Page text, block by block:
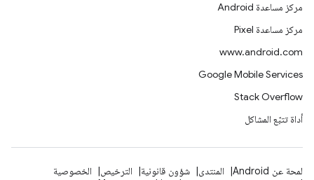
مركز مساعدة Android
مركز مساعدة Pixel
www.android.com
Google Mobile Services
Stack Overflow
أداة تتبّع المشاكل
لمحة عن Android المنتدى شؤون قانونية الترخيص
الخصوصية